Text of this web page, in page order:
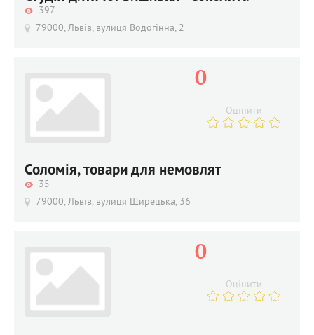
397
79000, Львів, вулиця Водогінна, 2
Соломія, товари для немовлят
35
79000, Львів, вулиця Щирецька, 36
0
Оцінити
0
Оцінити